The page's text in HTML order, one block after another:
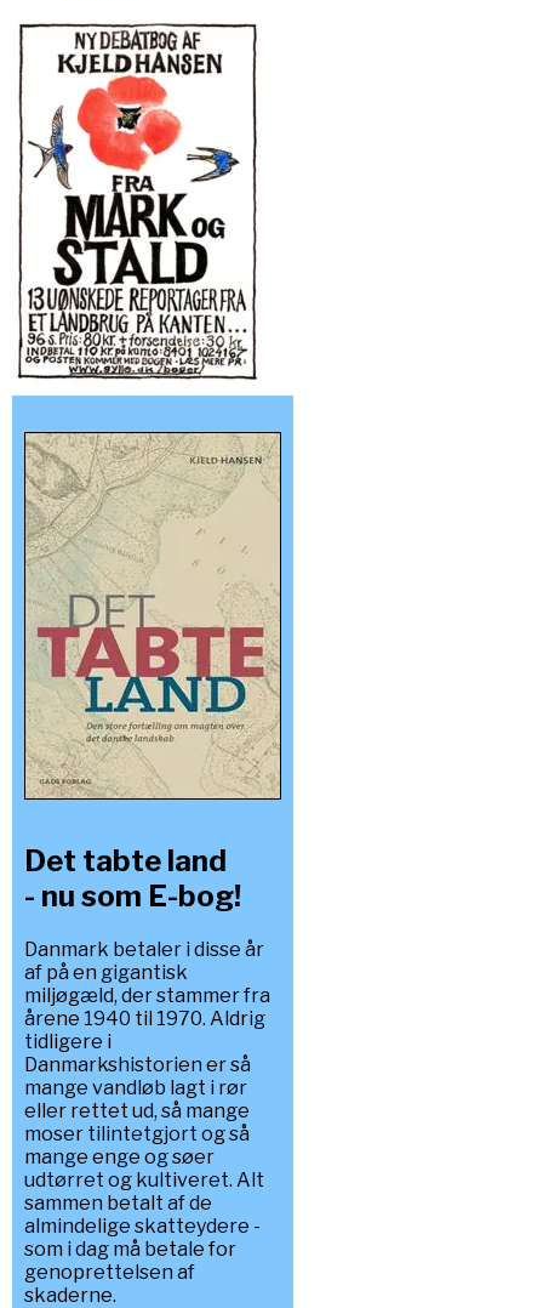
Det tabte land
- nu som E-bog!
Danmark betaler i disse år
af på en gigantisk
miljøgæld, der stammer fra
årene 1940 til 1970. Aldrig
tidligere i
Danmarkshistorien er så
mange vandløb lagt i rør
eller rettet ud, så mange
moser tilintetgjort og så
mange enge og søer
udtørret og kultiveret. Alt
sammen betalt af de
almindelige skatteydere -
som i dag må betale for
genoprettelsen af
skaderne.